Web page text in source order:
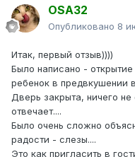
OSA32
Опубликовано 8
Итак, первый отзыв))))
Было написано -
ребенок в предвкушении
Дверь закрыта, ничего не
отвечает....
Было очень сложно
радости - слезы....
Это как пригласить в